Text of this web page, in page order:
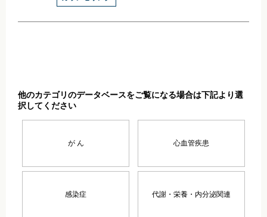
他のカテゴリのデータベースをご覧になる場合は下記より選
択してください
が ん 心血管疾患
感染症 代謝・栄養・内分泌関連